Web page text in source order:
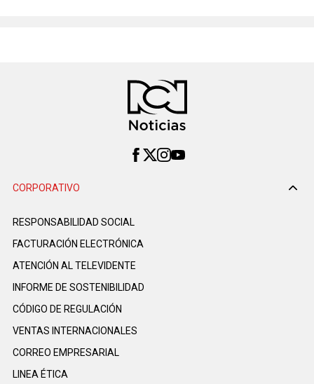
CORPORATIVO
RESPONSABILIDAD SOCIAL
FACTURACIÓN ELECTRÓNICA
ATENCIÓN AL TELEVIDENTE
INFORME DE SOSTENIBILIDAD
CÓDIGO DE REGULACIÓN
VENTAS INTERNACIONALES
CORREO EMPRESARIAL
LINEA ÉTICA